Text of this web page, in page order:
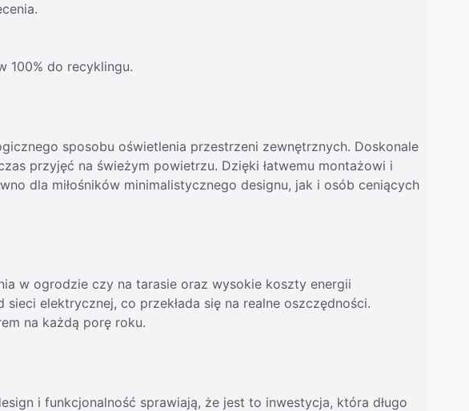
100% do recyklingu.
sposobu oświetlenia przestrzeni zewnętrznych. Doskonale
przyjęć na świeżym powietrzu. Dzięki łatwemu montażowi i
dla miłośników minimalistycznego designu, jak i osób ceniących
w ogrodzie czy na tarasie oraz wysokie koszty energii
elektrycznej, co przekłada się na realne oszczędności.
na każdą porę roku.
i funkcjonalność sprawiają, że jest to inwestycja, która długo